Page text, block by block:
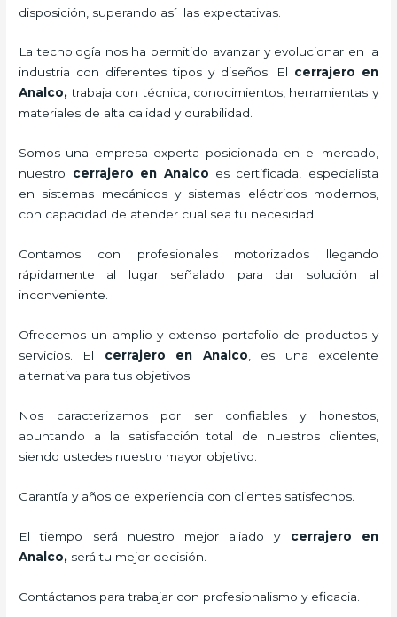
disposición, superando así las expectativas.
La tecnología nos ha permitido avanzar y evolucionar en la
industria con diferentes tipos y diseños. El cerrajero en
Analco,trabaja con técnica, conocimientos, herramientas y
materiales de alta calidad y durabilidad.
Somos una empresa experta posicionada en el mercado,
nuestro cerrajero en Analco es certificada, especialista
en sistemas mecánicos y sistemas eléctricos modernos,
con capacidad de atender cual sea tu necesidad.
Contamos con profesionales motorizados llegando
rápidamente al lugar señalado para dar solución al
inconveniente.
Ofrecemos un amplio y extenso portafolio de productos y
servicios. El cerrajero en Analco , es una excelente
alternativa para tus objetivos.
Nos caracterizamos por ser confiables y honestos,
apuntando a la satisfacción total de nuestros clientes,
siendo ustedes nuestro mayor objetivo.
Garantía y años de experiencia con clientes satisfechos.
El tiempo será nuestro mejor aliado y cerrajero en
Analco, será tu mejor decisión.
Contáctanos para trabajar con profesionalismo y eficacia.